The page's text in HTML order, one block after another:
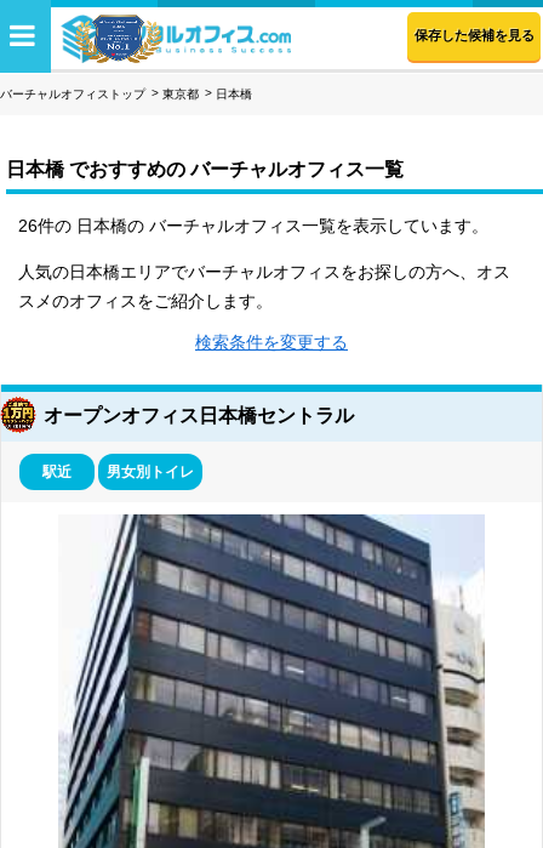
保存した候補を見る
バーチャルオフィストップ 東京都 日本橋
日本橋 でおすすめの バーチャルオフィス一覧
26件の 日本橋の バーチャルオフィス一覧を表示しています。
人気の日本橋エリアでバーチャルオフィスをお探しの方へ、オス
スメのオフィスをご紹介します。
検索条件を変更する
オープンオフィス日本橋セントラル
駅近 男女別トイレ